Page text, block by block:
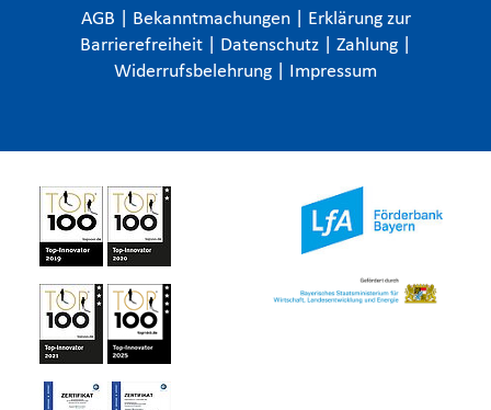
AGB
Bekanntmachungen
Erklärung zur
Barrierefreiheit
Datenschutz Zahlung
Widerrufsbelehrung
Impressum